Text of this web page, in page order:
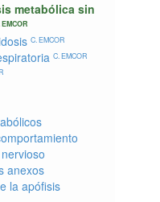
metabólica sin
EMCOR
C. EMCOR
C. EMCOR
anexos
la apófisis